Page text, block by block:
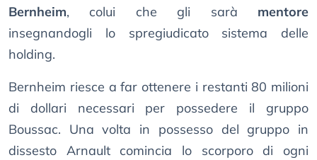
Bernheim, colui che gli sarà mentore
insegnandogli lo spregiudicato sistema delle
holding.
Bernheim riesce a far ottenere i restanti 80 milioni
di dollari necessari per possedere il gruppo
Boussac. Una volta in possesso del gruppo in
dissesto Arnault comincia lo scorporo di ogni